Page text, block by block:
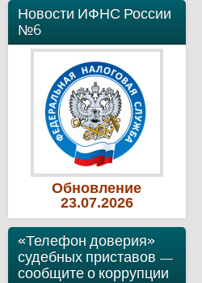
Новости ИФНС России
№6
Обновление
23.07.2026
«Телефон доверия»
судебных приставов —
сообщите о коррупции